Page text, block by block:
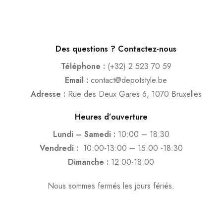
Des questions ? Contactez-nous
Téléphone : (+32) 2 523 70 59
Email : contact@depotstyle.be
Adresse : Rue des Deux Gares 6, 1070 Bruxelles
Heures d’ouverture
Lundi – Samedi : 10:00 – 18:30
Vendredi : 10:00-13:00 – 15:00 -18:30
Dimanche : 12:00-18:00
Nous sommes fermés les jours fériés.